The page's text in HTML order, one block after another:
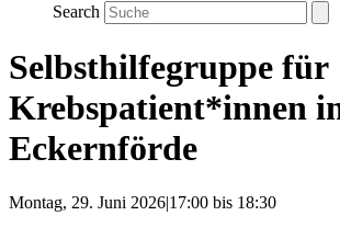
Search
Selbsthilfegruppe für
Krebspatient*innen
Eckernförde
Montag, 29. Juni 2026|17:00 bis 18:30